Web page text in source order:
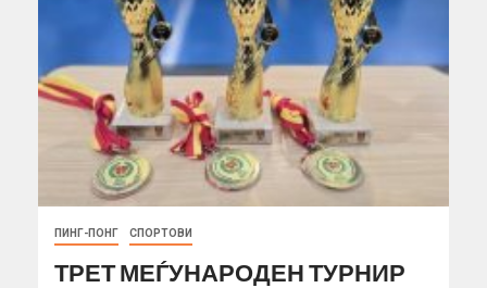
ПИНГ-ПОНГ СПОРТОВИ
ТРЕТ МЕЃУНАРОДЕН ТУРНИР